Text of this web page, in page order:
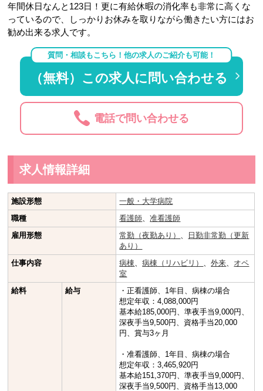
年間休日なんと123日！更に有給休暇の消化率も非常に高くな
っているので、しっかりお休みを取りながら働きたい方にはお
勧め出来る求人です。
質問・相談もこちら！他の求人のご紹介も可能！
（無料）この求人に問い合わせる
電話で問い合わせる
求人情報詳細
施設形態
一般・大学病院
職種
看護師 、准看護師
雇用形態
常勤（夜勤あり）
日勤非常勤（更新
あり）
仕事内容
病棟 、病棟（リハビリ） 、外来
オペ
室
給料
給与
・正看護師、1年目、病棟の場合
想定年収：4,088,000円
基本給185,000円、準夜手当9,000円、
深夜手当9,500円、資格手当20,000
円、賞与3ヶ月
・准看護師、1年目、病棟の場合
想定年収：3,465,920円
基本給151,370円、準夜手当9,000円、
深夜手当9,500円、資格手当13,000